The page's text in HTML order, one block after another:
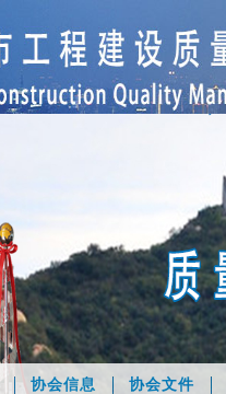
协会信息 协会文件